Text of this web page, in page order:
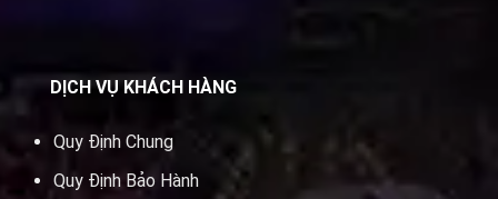
DỊCH VỤ KHÁCH HÀNG
Quy Định Chung
Quy Định Bảo Hành